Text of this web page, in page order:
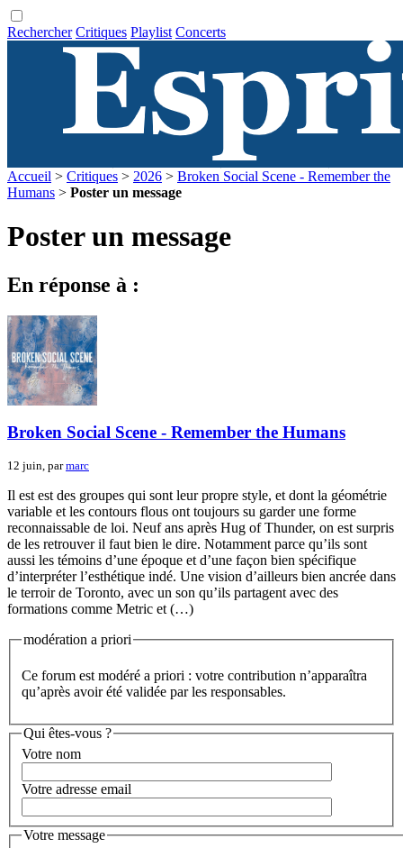
Rechercher Critiques Playlist Concerts
Accueil > Critiques > 2026 > Broken Social Scene - Remember the
Humans > Poster un message
Poster un message
En réponse à :
Broken Social Scene - Remember the Humans
12 juin, parmarc
Il est est des groupes qui sont leur propre style, et dont la géométrie
variable et les contours flous ont toujours su garder une forme
reconnaissable de loi. Neuf ans après Hug of Thunder, on est surpris
de les retrouver il faut bien le dire. Notamment parce qu’ils sont
aussi les témoins d’une époque et d’une façon bien spécifique
d’interpréter l’esthétique indé. Une vision d’ailleurs bien ancrée dans
le terroir de Toronto, avec un son qu’ils partagent avec des
formations comme Metric et (…)
modération a priori
Ce forum est modéré a priori : votre contribution n’apparaîtra
qu’après avoir été validée par les responsables.
Qui êtes-vous ?
Votre nom
Votre adresse email
Votre message